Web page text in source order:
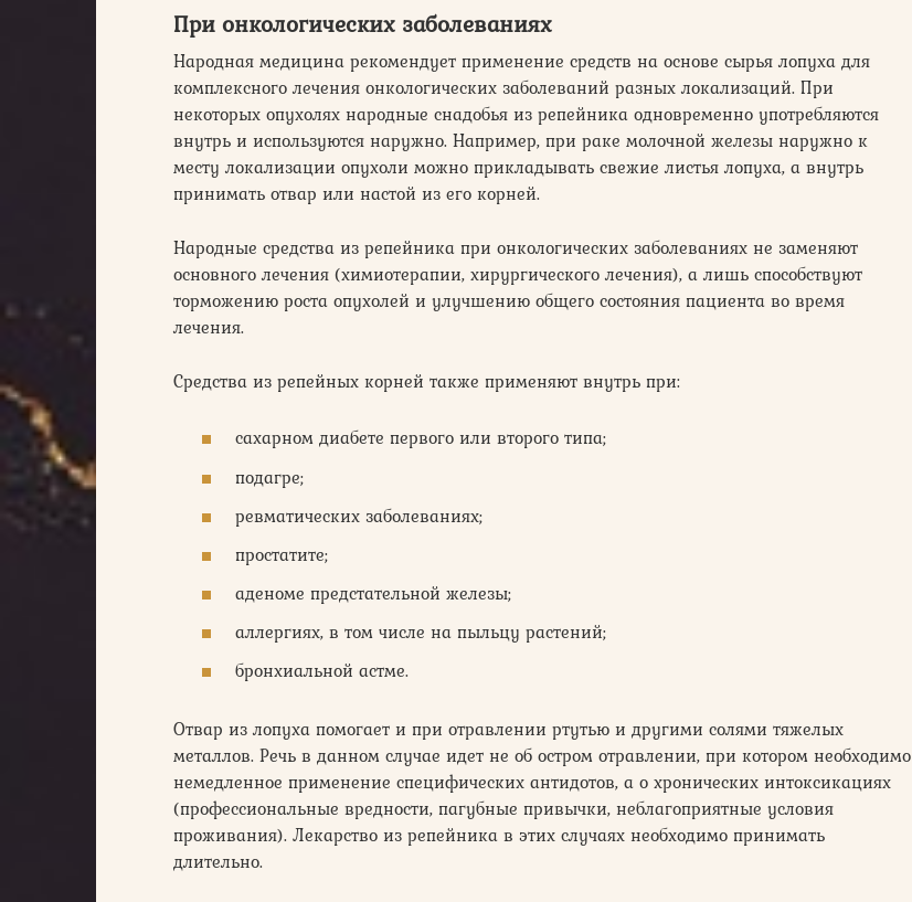
При онкологических заболеваниях
Народная медицина рекомендует применение средств на основе сырья лопуха для
комплексного лечения онкологических заболеваний разных локализаций. При
некоторых опухолях народные снадобья из репейника одновременно употребляются
внутрь и используются наружно. Например, при раке молочной железы наружно к
месту локализации опухоли можно прикладывать свежие листья лопуха, а внутрь
принимать отвар или настой из его корней.
Народные средства из репейника при онкологических заболеваниях не заменяют
основного лечения (химиотерапии, хирургического лечения), а лишь способствуют
торможению роста опухолей и улучшению общего состояния пациента во время
лечения.
Средства из репейных корней также применяют внутрь при:
сахарном диабете первого или второго типа;
подагре;
ревматических заболеваниях;
простатите;
аденоме предстательной железы;
аллергиях, в том числе на пыльцу растений;
бронхиальной астме.
Отвар из лопуха помогает и при отравлении ртутью и другими солями тяжелых
металлов. Речь в данном случае идет не об остром отравлении, при котором необходимо
немедленное применение специфических антидотов, а о хронических интоксикациях
(профессиональные вредности, пагубные привычки, неблагоприятные условия
проживания). Лекарство из репейника в этих случаях необходимо принимать
длительно.